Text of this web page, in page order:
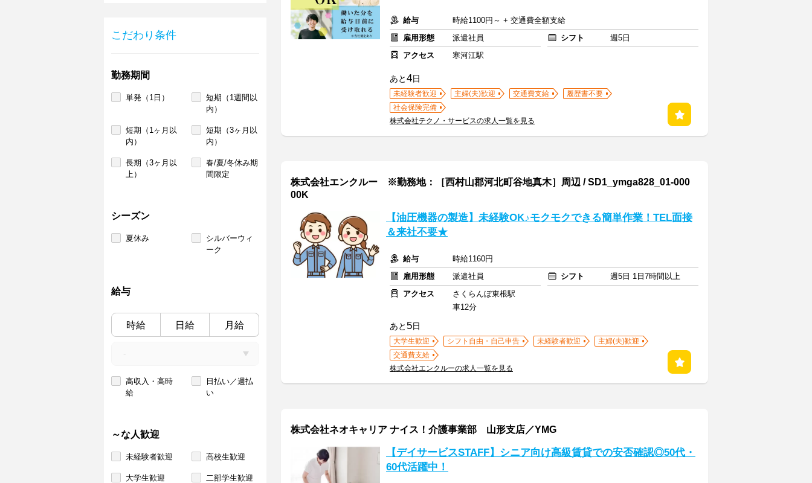
こだわり条件
勤務期間
単発（1日）
短期（1週間以
内）
短期（1ヶ月以
内）
短期（3ヶ月以
内）
長期（3ヶ月以
上）
春/夏/冬休み期
間限定
シーズン
夏休み
シルバーウィ
ーク
給与
時給 日給 月給
高収入・高時
給
日払い／週払
い
～な人歓迎
未経験者歓迎 高校生歓迎
大学生歓迎 二部学生歓迎
給与
時給1100円～ + 交通費全額支給
雇用形態
派遣社員 シフト
週5日
アクセス
寒河江駅
あと4日
未経験者歓迎 主婦(夫)歓迎 交通費支給
履歴書不要
社会保険完備
株式会社テクノ・サービスの求人一覧を見る
株式会社エンクルー ※勤務地：［西村山郡河北町谷地真木］周辺 / SD1_ymga828_01-000
00K
【油圧機器の製造】未経験OK♪モクモクできる簡単作業！TEL面接
＆来社不要★
給与
時給1160円
雇用形態
派遣社員 シフト
週5日 1日7時間以上
アクセス
さくらんぼ東根駅
車12分
あと 5日
大学生歓迎 シフト自由・自己申告 未経験者歓迎
主婦(夫)歓迎
交通費支給
株式会社エンクルーの求人一覧を見る
株式会社ネオキャリア ナイス！介護事業部 山形支店／YMG
【デイサービスSTAFF】シニア向け高級賃貸での安否確認◎50代・
60代活躍中！